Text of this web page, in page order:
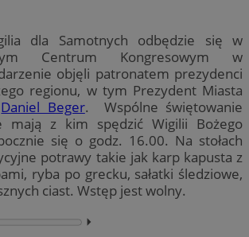
dla Samotnych odbędzie się w
Centrum Kongresowym w
objęli patronatem prezydenci
regionu, w tym Prezydent Miasta
Daniel Beger. Wspólne świętowanie
mają z kim spędzić Wigilii Bożego
się o godz. 16.00. Na stołach
potrawy takie jak karp kapusta z
ryba po grecku, sałatki śledziowe,
ciast. Wstęp jest wolny.
⏵︎